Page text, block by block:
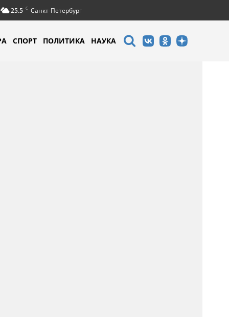
25.5 C Санкт-Петербург
СПОРТ ПОЛИТИКА НАУКА